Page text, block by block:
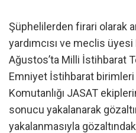
Şüphelilerden firari olarak
yardımcısı ve meclis
Ağustos’ta Milli İstihbarat
Emniyet İstihbarat
Komutanlığı JASAT
sonucu yakalanarak
yakalanmasıyla